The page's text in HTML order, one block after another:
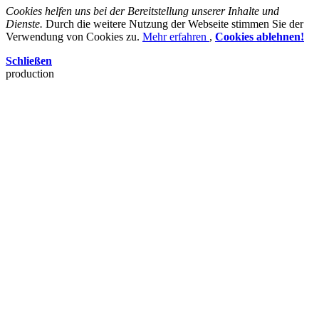
Cookies helfen uns bei der Bereitstellung unserer Inhalte und
Dienste. Durch die weitere Nutzung der Webseite stimmen Sie der
Verwendung von Cookies zu. Mehr erfahren , Cookies ablehnen!
Schließen
production